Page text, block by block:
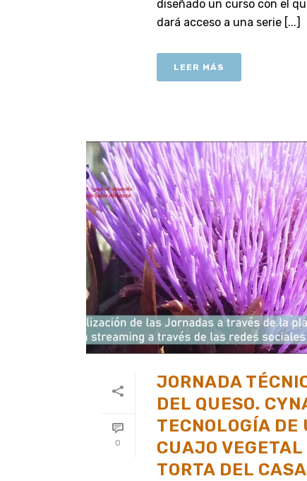
diseñado un curso con el
dará acceso a una serie [...]
LEER MÁS
0
JORNADA
DEL QUESO.
TECNOLOGÍA
CUAJO
TORTA DEL